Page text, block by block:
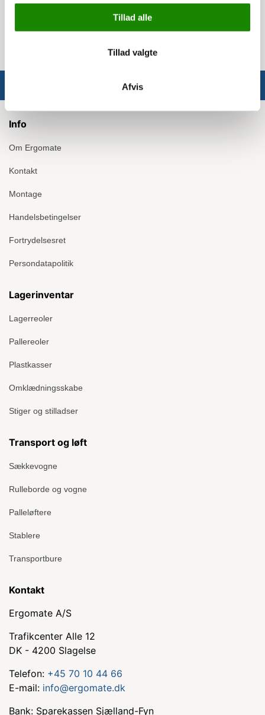
Tillad alle
Tillad valgte
Afvis
Trolley: 2 typer med hjul
Info
Om Ergomate
Kontakt
Montage
Handelsbetingelser
Fortrydelsesret
Persondatapolitik
Lagerinventar
Lagerreoler
Pallereoler
Plastkasser
Omklædningsskabe
Stiger og stilladser
Transport og løft
Sækkevogne
Rulleborde og vogne
Palleløftere
Stablere
Transportbure
Kontakt
Ergomate A/S
Trafikcenter Alle 12
DK - 4200 Slagelse
Telefon: +45 70 10 44 66
E-mail: info@ergomate.dk
Bank: Sparekassen Sjælland-Fyn